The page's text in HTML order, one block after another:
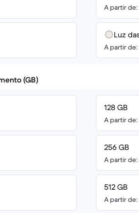
A partir de:
Luz
A partir de:
(GB)
128 GB
A partir de:
256 GB
A partir de:
512 GB
A partir de: